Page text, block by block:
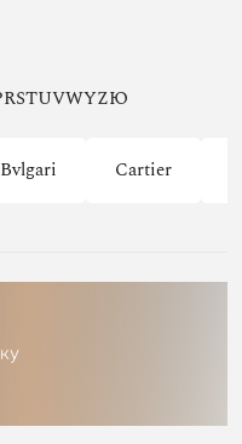
RSTUVWYZЮ
Bvlgari Cartier